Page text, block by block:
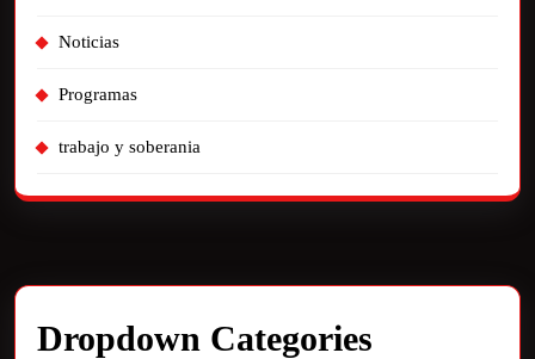
Noticias
Programas
trabajo y soberania
Dropdown Categories